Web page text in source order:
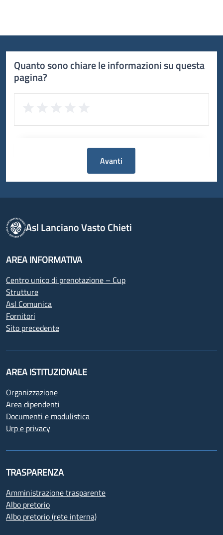
Quanto sono chiare le informazioni su questa
pagina?
Avanti
Asl Lanciano Vasto Chieti
AREA INFORMATIVA
Centro unico di prenotazione – Cup
Strutture
Asl Comunica
Fornitori
Sito precedente
AREA ISTITUZIONALE
Organizzazione
Area dipendenti
Documenti e modulistica
Urp e privacy
TRASPARENZA
Amministrazione trasparente
Albo pretorio
Albo pretorio (rete interna)